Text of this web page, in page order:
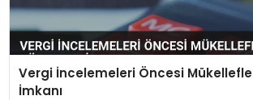
Vergi İncelemeleri Öncesi
İmkanı